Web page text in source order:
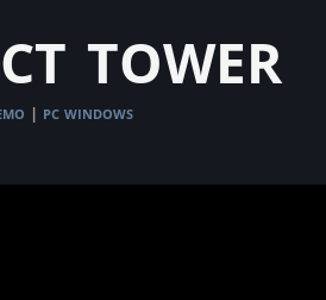
tower
| pc windows